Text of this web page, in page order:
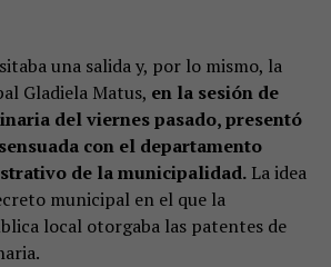
una salida y, por lo mismo, la
Gladiela Matus, en la sesión de
del viernes pasado, presentó
con el departamento
de la municipalidad.La idea
municipal en el que la
local otorgaba las patentes de